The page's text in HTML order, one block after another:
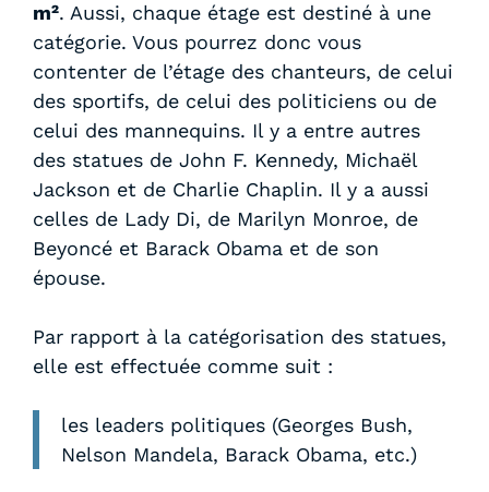
m². Aussi, chaque étage est destiné à une
catégorie. Vous pourrez donc vous
contenter de l’étage des chanteurs, de celui
des sportifs, de celui des politiciens ou de
celui des mannequins. Il y a entre autres
des statues de John F. Kennedy, Michaël
Jackson et de Charlie Chaplin. Il y a aussi
celles de Lady Di, de Marilyn Monroe, de
Beyoncé et Barack Obama et de son
épouse.
Par rapport à la catégorisation des statues,
elle est effectuée comme suit :
les leaders politiques (Georges Bush,
Nelson Mandela, Barack Obama, etc.)